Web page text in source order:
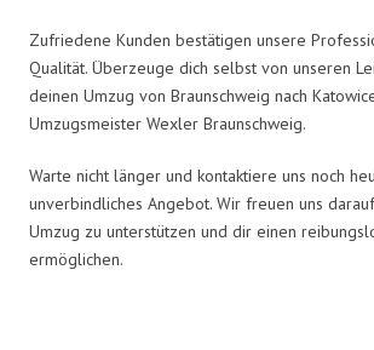
Zufriedene Kunden bestätigen unsere
Qualität. Überzeuge dich selbst von unseren
deinen Umzug von Braunschweig nach
Umzugsmeister Wexler Braunschweig.
Warte nicht länger und kontaktiere uns noch
unverbindliches Angebot. Wir freuen uns
Umzug zu unterstützen und dir einen
ermöglichen.